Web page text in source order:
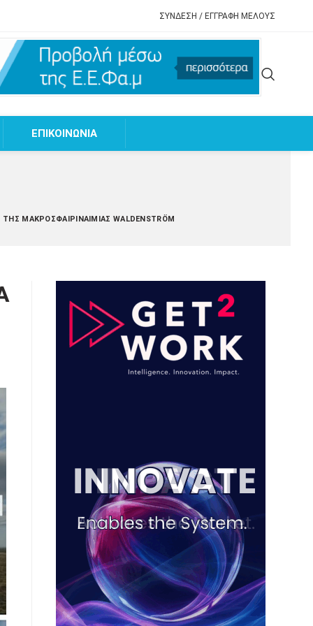
ΣΥΝΔΕΣΗ / ΕΓΓΡΑΦΗ ΜΕΛΟΥΣ
EΠΙΚΟΙΝΩΝΙΑ
ΜΑΚΡΟΣΦΑΙΡΙΝΑΙΜΊΑΣ WALDENSTRÖM